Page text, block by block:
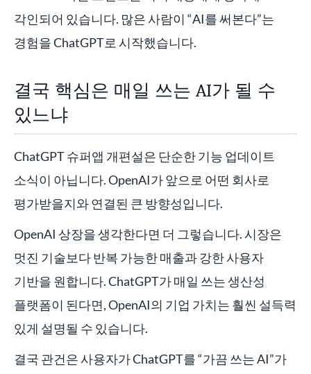
각인되어 있습니다. 많은 사람이 “AI를 써본다”는
경험을 ChatGPT로 시작했습니다.
결국 핵심은 매일 쓰는 AI가 될 수
있느냐
ChatGPT 슈퍼앱 개편설은 단순한 기능 업데이트
소식이 아닙니다. OpenAI가 앞으로 어떤 회사로
평가받을지와 연결된 큰 방향성입니다.
OpenAI 상장을 생각한다면 더 그렇습니다. 시장은
멋진 기술보다 반복 가능한 매출과 강한 사용자
기반을 원합니다. ChatGPT가 매일 쓰는 생산성
플랫폼이 된다면, OpenAI의 기업 가치는 훨씬 설득력
있게 설명될 수 있습니다.
결국 관건은 사용자가 ChatGPT를 “가끔 쓰는 AI”가